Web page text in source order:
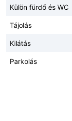
Külön fürdő és WC
Tájolás
Kilátás
Parkolás